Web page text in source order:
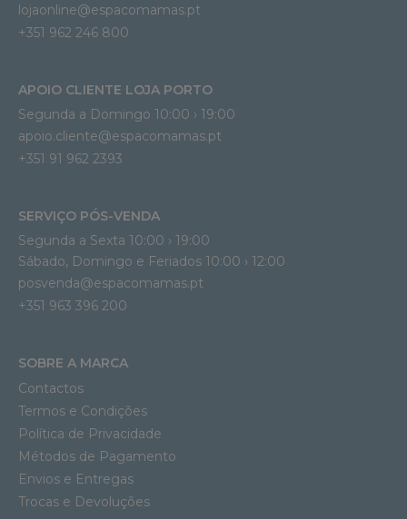
lojaonline@espacomamas.pt
+351 962 246 800
APOIO CLIENTE LOJA PORTO
Segunda a Domingo 10:00 › 19:00
apoio.cliente@espacomamas.pt
+351 91 962 2393
SERVIÇO PÓS-VENDA
Segunda a Sexta 10:00 › 19:00
Sábado, Domingo e Feriados 10:00 › 12:00
posvenda@espacomamas.pt
+351 963 396 200
SOBRE A MARCA
Contactos
Termos e Condições
Política de Privacidade
Métodos de Pagamento
Envios e Entregas
Trocas e Devoluções